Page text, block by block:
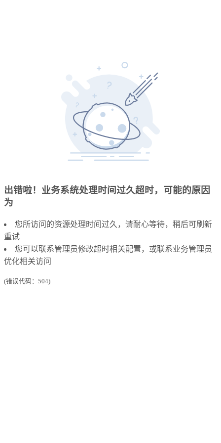
出错啦！业务系统处理时间过久超时，可能的原因
为
您所访问的资源处理时间过久，请耐心等待，稍后可刷新
重试
您可以联系管理员修改超时相关配置，或联系业务管理员
优化相关访问
(错误代码：504)